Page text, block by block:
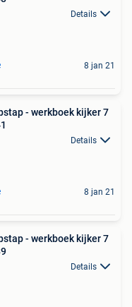
Details
8 jan 21
- werkboek kijker 7
Details
8 jan 21
- werkboek kijker 7
Details